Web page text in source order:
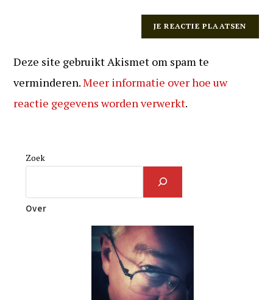
Deze site gebruikt Akismet om spam te
verminderen.Meer informatie over hoe uw
reactie gegevens worden verwerkt.
Zoek
Over